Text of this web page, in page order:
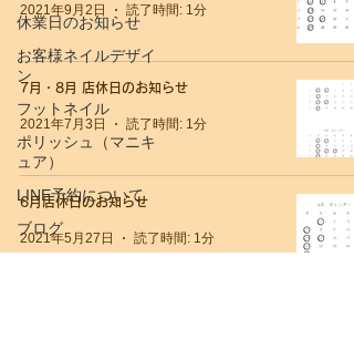
休業日のお知らせ
お客様ネイルデザイ
ン
フットネイル
ポリッシュ（マニキ
ュア）
LINE予約について
ブログ
2021年9月2日 読了時間: 1分
7月・8月 店休日のお知らせ
2021年7月3日 読了時間: 1分
6月店休日のお知らせ
2021年5月27日 読了時間: 1分